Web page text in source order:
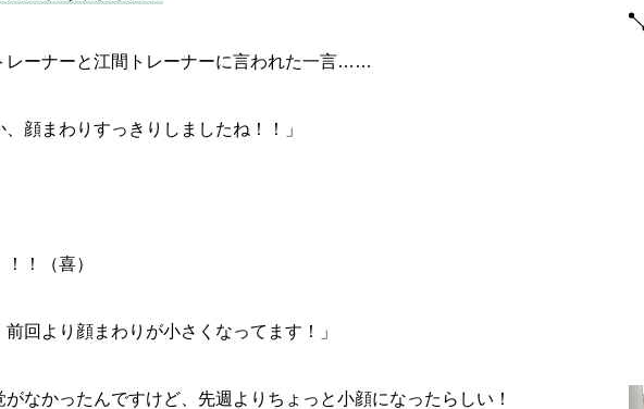
レーナーと江間トレーナーに言われた一言……
顔まわりすっきりしましたね！！」
！（喜）
前回より顔まわりが小さくなってます！」
がなかったんですけど、先週よりちょっと小顔になったらしい！